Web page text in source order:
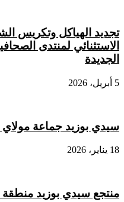
تجديد الهياكل وتكريس
الاستثنائي لمنتدى
الجديدة
5 أبريل، 2026
سيدي بوزيد جماعة مولاي
18 يناير، 2026
منتجع سيدي بوزيد منطقة